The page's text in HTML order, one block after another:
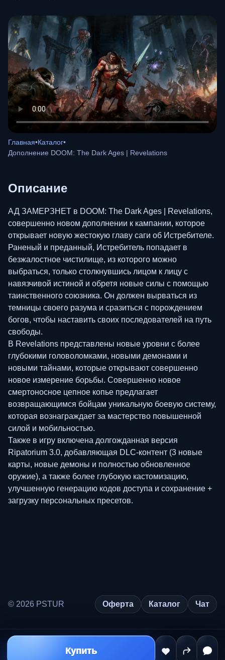
Главная•Каталог•
Дополнение DOOM: The Dark Ages | Revelations
Описание
АД ЗАМЕРЗНЕТ в DOOM: The Dark Ages | Revelations,
совершенно новом дополнении к кампании, которое
открывает новую жестокую главу саги об Истребителе.
Раненый и преданный, Истребитель попадает в
безжалостное чистилище, из которого можно
выбраться, только столкнувшись лицом к лицу с
навязчивой истиной и обретя новые силы с помощью
таинственного союзника. Он должен вырваться из
темницы своего разума и сразиться с порождением
богов, чтобы наставить своих последователей на путь
свободы.
В Revelations представлены новые уровни с более
глубокими головоломками, новыми демонами и
новыми тайнами, которые открывают совершенно
новое измерение борьбы. Совершенно новое
смертоносное цепное копье предлагает
возвращающимся бойцам уникальную боевую систему,
которая вознаграждает за мастерство повышенной
силой и мобильностью.
Также в игру включена долгожданная версия
Ripatorium 3.0, добавляющая DLC-контент (3 новые
карты, новые демоны и полностью обновленное
оружие), а также более глубокую кастомизацию,
улучшенную генерацию кодов доступа и сохранение +
загрузку персональных пресетов.
Купить
© 2026 PSTUR Оферта Каталог Чат